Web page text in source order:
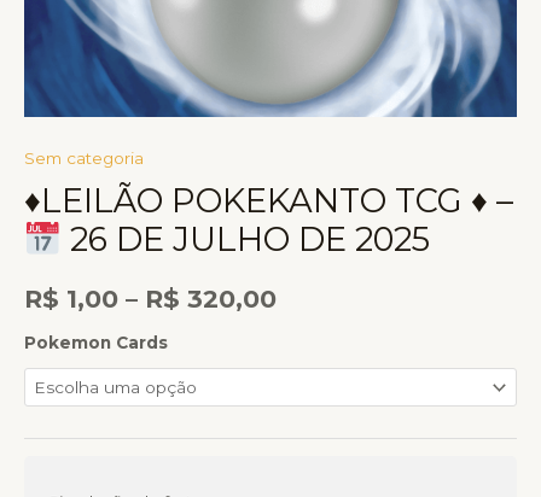
Sem categoria
♦LEILÃO POKEKANTO TCG ♦ –
26 DE JULHO DE 2025
R$ 1,00 – R$ 320,00
Pokemon Cards